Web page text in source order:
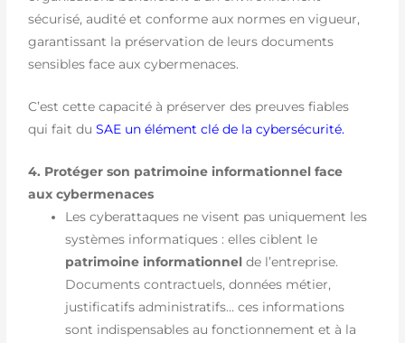
sécurisé, audité et conforme aux normes en vigueur,
garantissant la préservation de leurs documents
sensibles face aux cybermenaces.
C’est cette capacité à préserver des preuves fiables
qui fait duSAE un élément clé de la cybersécurité.
4. Protéger son patrimoine informationnel face
aux cybermenaces
Les cyberattaques ne visent pas uniquement les
systèmes informatiques : elles ciblent le
patrimoine informationnel de l’entreprise.
Documents contractuels, données métier,
justificatifs administratifs… ces informations
sont indispensables au fonctionnement et à la